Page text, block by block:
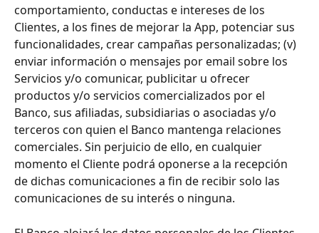
comportamiento, conductas e intereses de los
Clientes, a los fines de mejorar la App, potenciar sus
funcionalidades, crear campañas personalizadas; (v)
enviar información o mensajes por email sobre los
Servicios y/o comunicar, publicitar u ofrecer
productos y/o servicios comercializados por el
Banco, sus afiliadas, subsidiarias o asociadas y/o
terceros con quien el Banco mantenga relaciones
comerciales. Sin perjuicio de ello, en cualquier
momento el Cliente podrá oponerse a la recepción
de dichas comunicaciones a fin de recibir solo las
comunicaciones de su interés o ninguna.